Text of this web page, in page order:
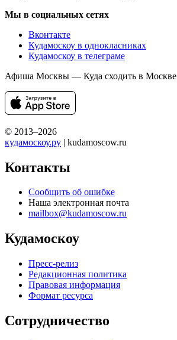
Мы в социальных сетях
Вконтакте
Кудамоскоу в однокласниках
Кудамоскоу в телеграме
Афиша Москвы — Куда сходить в Москве
© 2013–2026
кудамоскоу.ру | kudamoscow.ru
Контакты
Сообщить об ошибке
Наша электронная почта
mailbox@kudamoscow.ru
Кудамоскоу
Пресс-релиз
Редакционная политика
Правовая информация
Формат ресурса
Сотрудничество